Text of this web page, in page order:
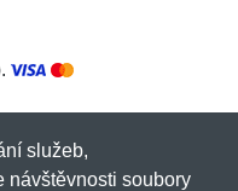
služeb,
návštěvnosti soubory